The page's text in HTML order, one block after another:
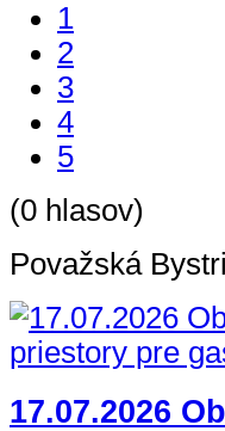
1
2
3
4
5
(0 hlasov)
Považská
17.07.2026